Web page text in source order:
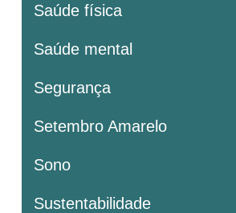
Saúde física
Saúde mental
Segurança
Setembro Amarelo
Sono
Sustentabilidade